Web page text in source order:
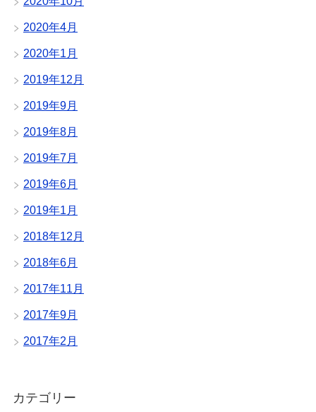
2020年4月
2020年1月
2019年12月
2019年9月
2019年8月
2019年7月
2019年6月
2019年1月
2018年12月
2018年6月
2017年11月
2017年9月
2017年2月
カテゴリー